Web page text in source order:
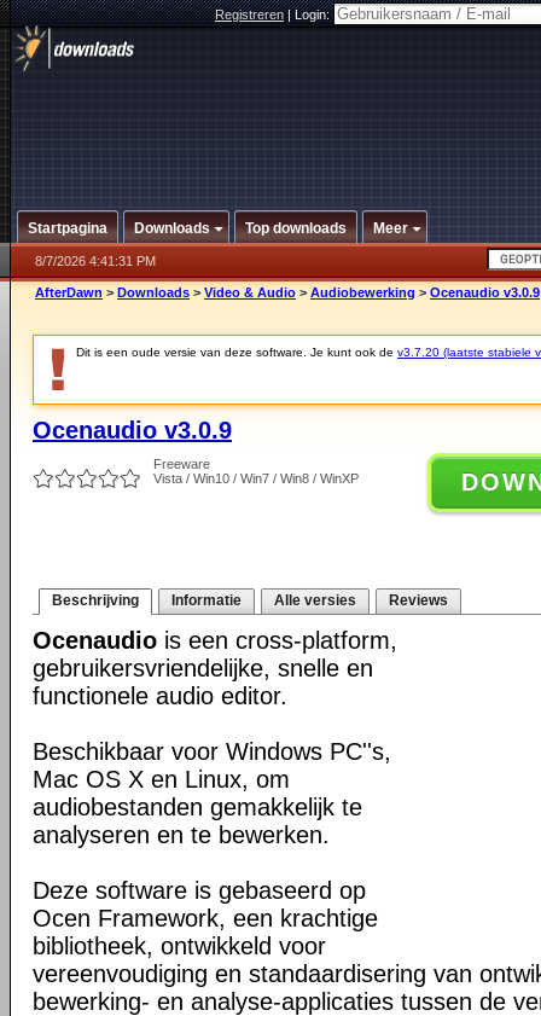
Registreren|Login:
Startpagina Downloads Top downloads Meer
8/7/2026 4:41:31 PM
AfterDawn > Downloads > Video & Audio > Audiobewerking > Ocenaudio v3.0.9
Dit is een oude versie van deze software. Je kunt ook de v3.7.20 (laatste stabiele
Ocenaudio v3.0.9
Freeware
Vista / Win10 / Win7 / Win8 / WinXP
Beschrijving Informatie Alle versies Reviews
Ocenaudio is een cross-platform,
gebruikersvriendelijke, snelle en
functionele audio editor.
Beschikbaar voor Windows PC''s,
Mac OS X en Linux, om
audiobestanden gemakkelijk te
analyseren en te bewerken.
Deze software is gebaseerd op
Ocen Framework, een krachtige
bibliotheek, ontwikkeld voor
vereenvoudiging en standaardisering van
bewerking- en analyse-applicaties tussen de